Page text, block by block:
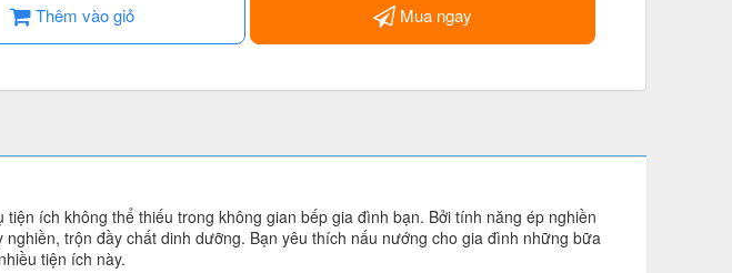
Thêm vào giỏ Mua ngay
ích không thể thiếu trong không gian bếp gia đình bạn. Bởi tính năng ép nghiền
trộn đầy chất dinh dưỡng. Bạn yêu thích nấu nướng cho gia đình những bữa
tiện ích này.